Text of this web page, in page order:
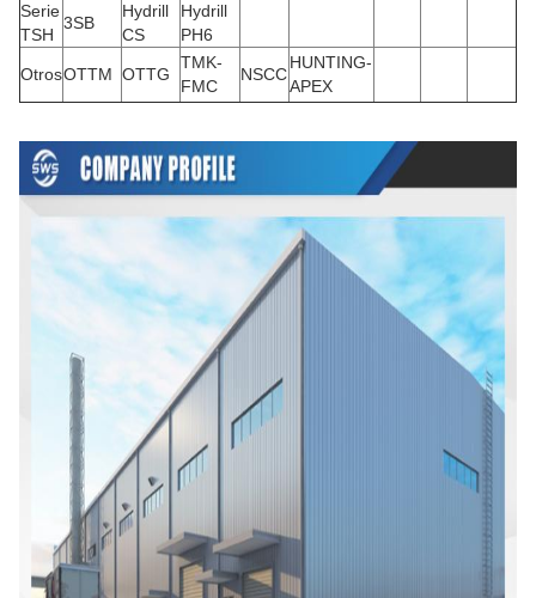
Serie
TSH
3SB
Hydrill
CS
Hydrill
PH6
OtrosOTTM OTTG
TMK-
FMC
NSCC
HUNTING-
APEX